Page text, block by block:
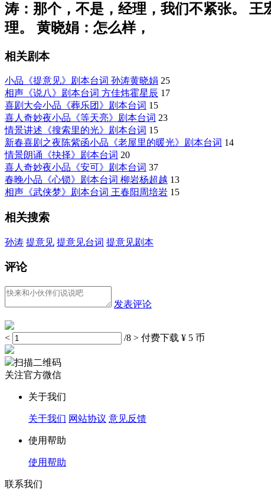
涛：那个，不是，经理，我们不紧张。
理。 黄晓娟：怎么样，
相关剧本
小品《提意见》剧本台词 孙涛黄晓娟 25
相声《说八》剧本台词 方佳炜霍星辰 17
喜剧大会小品《葬乐团》剧本台词 15
喜人奇妙夜小品《等天亮》剧本台词 23
情景讲述《搜索里的光》剧本台词 15
新春喜剧之夜陈紫函小品《老屋里的暖光》剧本台词 14
情景朗诵《抉择》剧本台词 20
喜人奇妙夜小品《安可》剧本台词 37
春晚小品《心锁》剧本台词 柳岩杨超越 13
相声《武侠梦》剧本台词 王春阳周培岩 15
相关搜索
孙涛 提意见 提意见台词 提意见剧本
评论
发表评论
< /8 > 付费下载 ¥ 5 币
扫描二维码
关注官方微信
关于我们
关于我们 网站协议 意见反馈
使用帮助
使用帮助
联系我们